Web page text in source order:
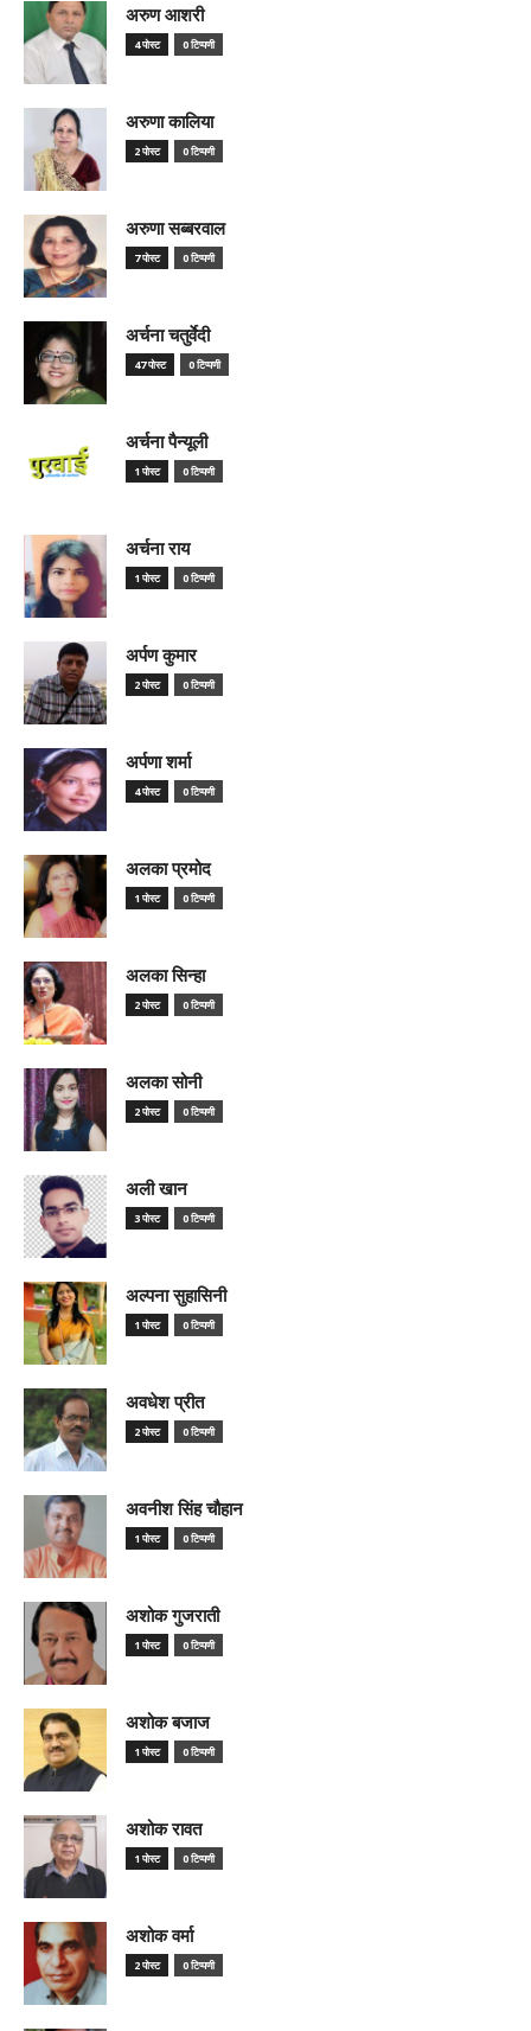
अरुण आशरी
4 पोस्ट 0 टिप्पणी
अरुणा कालिया
2 पोस्ट 0 टिप्पणी
अरुणा सब्बरवाल
7 पोस्ट 0 टिप्पणी
अर्चना चतुर्वेदी
47 पोस्ट 0 टिप्पणी
अर्चना पैन्यूली
1 पोस्ट 0 टिप्पणी
अर्चना राय
1 पोस्ट 0 टिप्पणी
अर्पण कुमार
2 पोस्ट 0 टिप्पणी
अर्पणा शर्मा
4 पोस्ट 0 टिप्पणी
अलका प्रमोद
1 पोस्ट 0 टिप्पणी
अलका सिन्हा
2 पोस्ट 0 टिप्पणी
अलका सोनी
2 पोस्ट 0 टिप्पणी
अली खान
3 पोस्ट 0 टिप्पणी
अल्पना सुहासिनी
1 पोस्ट 0 टिप्पणी
अवधेश प्रीत
2 पोस्ट 0 टिप्पणी
अवनीश सिंह चौहान
1 पोस्ट 0 टिप्पणी
अशोक गुजराती
1 पोस्ट 0 टिप्पणी
अशोक बजाज
1 पोस्ट 0 टिप्पणी
अशोक रावत
1 पोस्ट 0 टिप्पणी
अशोक वर्मा
2 पोस्ट 0 टिप्पणी